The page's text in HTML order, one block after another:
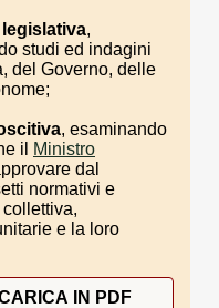
,
studi ed indagini
del Governo, delle
, esaminando
il
Ministro
dal
normativi e
e la loro
IN PDF